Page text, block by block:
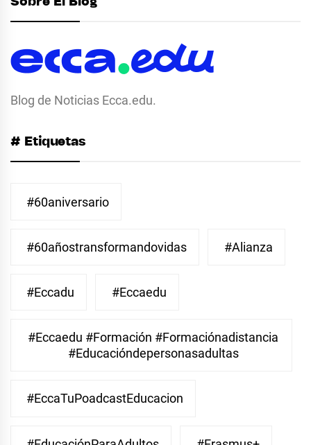
Blog de Noticias Ecca.edu.
# Etiquetas
#60aniversario
#60añostransformandovidas #Alianza
#eccadu #eccaedu
#eccaedu #formación #formaciónadistancia
#educacióndepersonasadultas
#EccaTuPoadcastEducacion